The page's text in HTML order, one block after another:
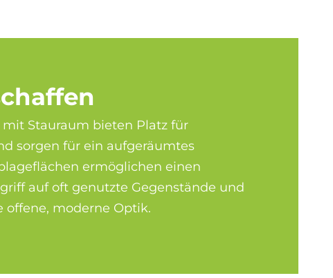
Stauraum bieten Platz für
sorgen für ein aufgeräumtes
ermöglichen einen
auf oft genutzte Gegenstände und
offene, moderne Optik.